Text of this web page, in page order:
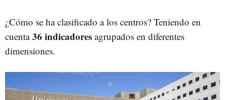
¿Cómo se ha clasificado a los centros? Teniendo en
cuenta36 indicadores agrupados en diferentes
dimensiones.